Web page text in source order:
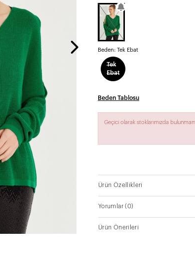
Beden: Tek Ebat
Tek
Ebat
Beden Tablosu
Geçici olarak stoklarımızda
Ürün Özellikleri
Yorumlar(0)
Ürün Önerileri